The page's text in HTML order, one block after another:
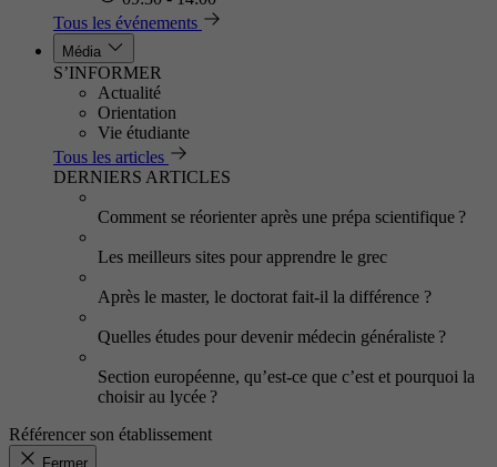
Tous les événements
Média
S’INFORMER
Actualité
Orientation
Vie étudiante
Tous les articles
DERNIERS ARTICLES
Comment se réorienter après une prépa scientifique ?
Les meilleurs sites pour apprendre le grec
Après le master, le doctorat fait-il la différence ?
Quelles études pour devenir médecin généraliste ?
Section européenne, qu’est-ce que c’est et pourquoi la
choisir au lycée ?
Référencer son établissement
Fermer